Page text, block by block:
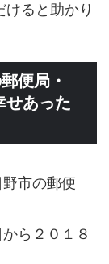
けると助かり
便局・
せあった
市の郵便
ら２０１８